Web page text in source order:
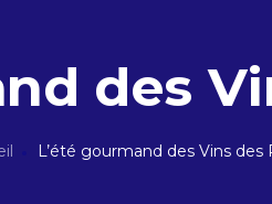
des
L’été gourmand des Vins des